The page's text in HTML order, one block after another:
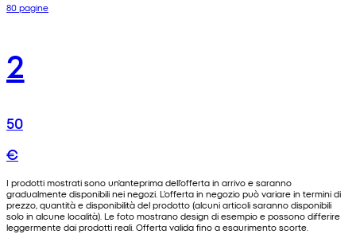
80 pagine
2
50
€
I prodotti mostrati sono un'anteprima dell'offerta in arrivo e saranno
gradualmente disponibili nei negozi. L'offerta in negozio può variare in termini di
prezzo, quantità e disponibilità del prodotto (alcuni articoli saranno disponibili
solo in alcune località). Le foto mostrano design di esempio e possono differire
leggermente dai prodotti reali. Offerta valida fino a esaurimento scorte.